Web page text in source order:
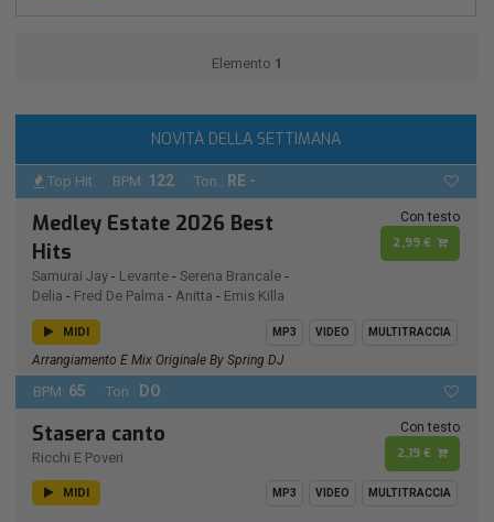
Elemento 1
NOVITÀ DELLA SETTIMANA
Top Hit BPM: 122 Ton.: RE -
Medley Estate 2026 Best
Hits
Samurai Jay - Levante - Serena Brancale -
Delia - Fred De Palma - Anitta - Emis Killa
Con testo
2,99 €
MIDI MP3 VIDEO MULTITRACCIA
Arrangiamento E Mix Originale By Spring DJ
BPM: 65 Ton.: DO
Stasera canto
Ricchi E Poveri
Con testo
2,19 €
MIDI MP3 VIDEO MULTITRACCIA